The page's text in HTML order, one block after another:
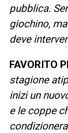
pubblica.
giochino,
deve
FAVORITO
stagione
inizi un
e le coppe